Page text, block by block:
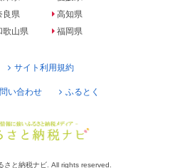
良県
歌山県
高知県
福岡県
サイト利用規約
い合わせ ふるとく
と納税ナビ. All rights reserved.